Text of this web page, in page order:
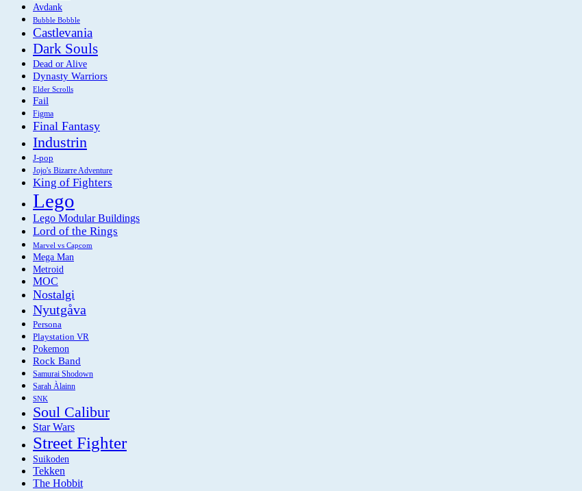
Avdank
Bubble Bobble
Castlevania
Dark Souls
Dead or Alive
Dynasty Warriors
Elder Scrolls
Fail
Figma
Final Fantasy
Industrin
J-pop
Jojo's Bizarre Adventure
King of Fighters
Lego
Lego Modular Buildings
Lord of the Rings
Marvel vs Capcom
Mega Man
Metroid
MOC
Nostalgi
Nyutgåva
Persona
Playstation VR
Pokemon
Rock Band
Samurai Shodown
Sarah Àlainn
SNK
Soul Calibur
Star Wars
Street Fighter
Suikoden
Tekken
The Hobbit